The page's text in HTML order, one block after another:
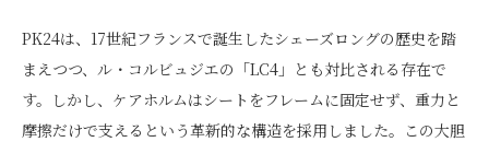
PK24は、17世紀フランスで誕生したシェーズロングの歴史を踏
まえつつ、ル・コルビュジエの「LC4」とも対比される存在で
す。しかし、ケアホルムはシートをフレームに固定せず、重力と
摩擦だけで支えるという革新的な構造を採用しました。この大胆